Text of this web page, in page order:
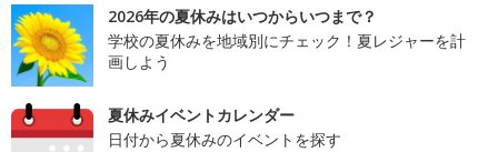
2026年の夏休みはいつからいつまで？
学校の夏休みを地域別にチェック！夏レジャーを計
画しよう
夏休みイベントカレンダー
日付から夏休みのイベントを探す